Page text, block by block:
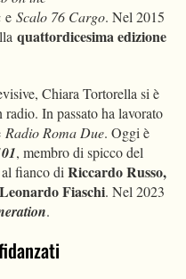
e Scalo 76 Cargo. Nel 2015
quattordicesima edizione
Chiara Tortorella si è
In passato ha lavorato
Radio Roma Due. Oggi è
, membro di spicco del
al fianco diRiccardo Russo,
Leonardo Fiaschi. Nel 2023
.